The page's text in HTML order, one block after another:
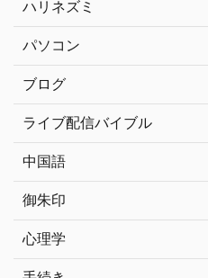
ハリネズミ
パソコン
ブログ
ライブ配信バイブル
中国語
御朱印
心理学